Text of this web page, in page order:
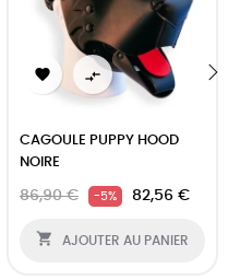
 
CAGOULE PUPPY HOOD
NOIRE
86,90 € -5% 82,56 €
 AJOUTER AU PANIER